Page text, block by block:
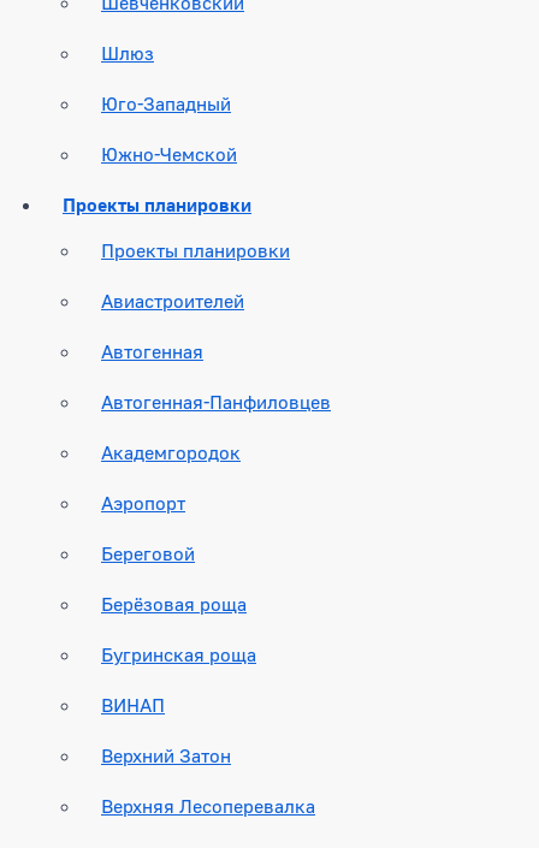
Шлюз
Юго-Западный
Южно-Чемской
Проекты планировки
Проекты планировки
Авиастроителей
Автогенная
Автогенная-Панфиловцев
Академгородок
Аэропорт
Береговой
Берёзовая роща
Бугринская роща
ВИНАП
Верхний Затон
Верхняя Лесоперевалка